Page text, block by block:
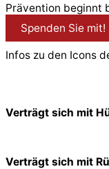
Prävention beginnt
Spenden Sie mit!
Infos zu den Icons
Verträgt sich mit
Verträgt sich mit